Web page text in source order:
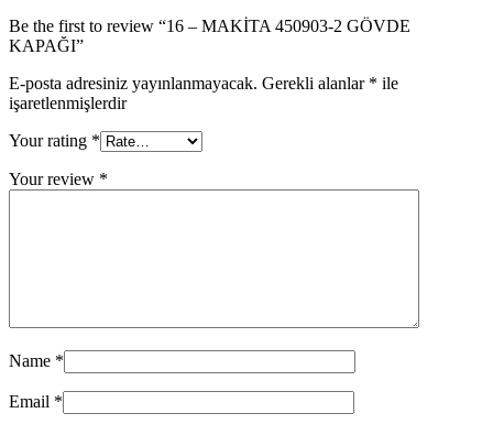
Be the first to review “16 – MAKİTA 450903-2 GÖVDE
KAPAĞI”
E-posta adresiniz yayınlanmayacak. Gerekli alanlar * ile
işaretlenmişlerdir
Your rating *
Your review *
Name *
Email *